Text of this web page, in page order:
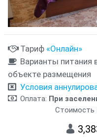
Тариф «Онлайн»
Варианты питания
объекте размещения
Условия
Оплата: При
Стоимость